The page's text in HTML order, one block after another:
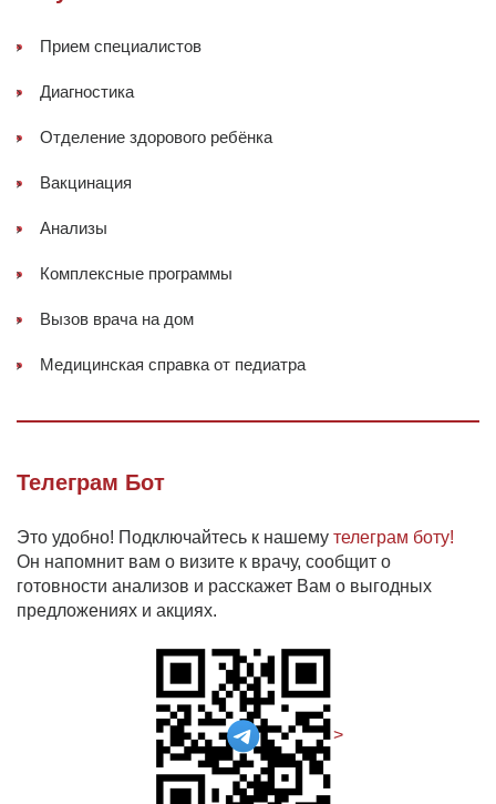
Прием специалистов
Диагностика
Отделение здорового ребёнка
Вакцинация
Анализы
Комплексные программы
Вызов врача на дом
Медицинская справка от педиатра
Телеграм Бот
Это удобно! Подключайтесь к нашему телеграм боту!
Он напомнит вам о визите к врачу, сообщит о
готовности анализов и расскажет Вам о выгодных
предложениях и акциях.
>